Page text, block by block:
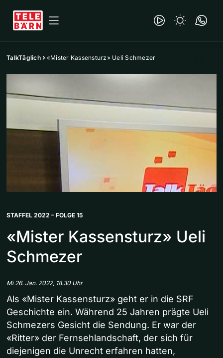
TalkTäglich «Mister Kassensturz» Ueli Schmezer
STAFFEL 2022 – FOLGE 15
«Mister Kassensturz» Ueli
Schmezer
Mi 26. Jan. 2022, 18.30 Uhr
Als «Mister Kassensturz» geht er in die SRF
Geschichte ein. Während 25 Jahren prägte Ueli
Schmezers Gesicht die Sendung. Er war der
«Ritter» der Fernsehlandschaft, der sich für
diejenigen die Unrecht erfahren hatten,